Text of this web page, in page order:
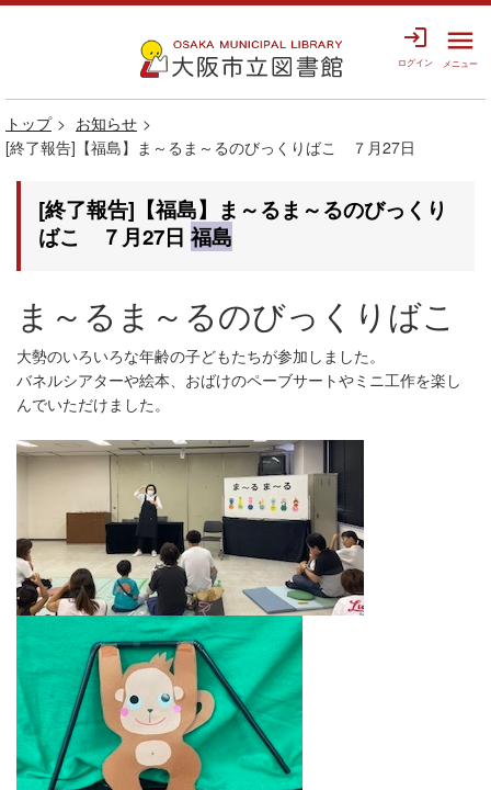
login
ログイン
menu
メニュー
トップ
お知らせ
[終了報告]【福島】ま～るま～るのびっくりばこ ７月27日
[終了報告]【福島】ま～るま～るのびっくり
ばこ ７月27日福島
ま～るま～るのびっくりばこ
大勢のいろいろな年齢の子どもたちが参加しました。
バネルシアターや絵本、おばけのペーブサートやミニ工作を楽し
んでいただけました。